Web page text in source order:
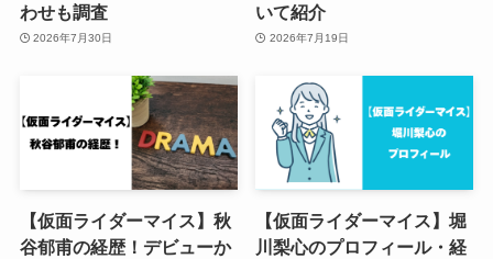
わせも調査
2026年7月30日
いて紹介
2026年7月19日
【仮面ライダーマイス】秋
谷郁甫の経歴！デビューか
【仮面ライダーマイス】堀
川梨心のプロフィール・経